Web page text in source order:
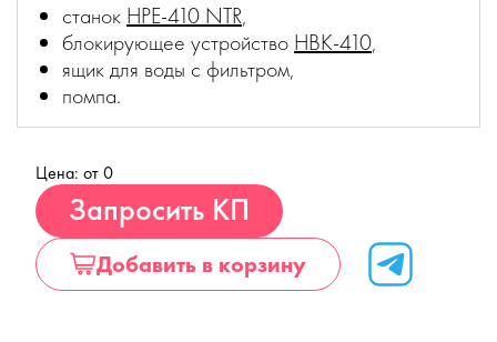
станок HPE-410 NTR,
блокирующее устройство HBK-410,
ящик для воды с фильтром,
помпа.
Цена: от 0
Запросить КП
Добавить в корзину